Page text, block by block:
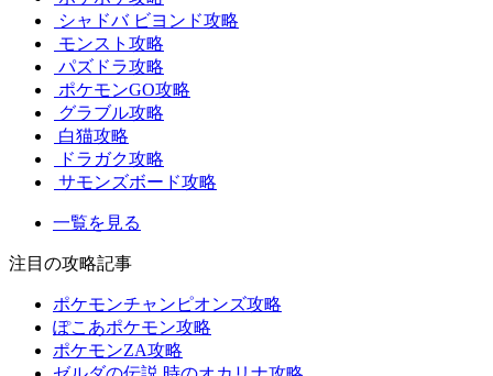
シャドバ ビヨンド攻略
モンスト攻略
パズドラ攻略
ポケモンGO攻略
グラブル攻略
白猫攻略
ドラガク攻略
サモンズボード攻略
一覧を見る
注目の攻略記事
ポケモンチャンピオンズ攻略
ぽこあポケモン攻略
ポケモンZA攻略